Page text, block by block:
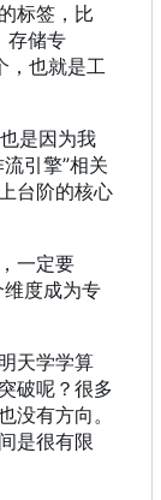
标签 ， 比
存储专
，也就是工
是因为我
引擎”相关
台阶的核心
， 一定要
度成为专
天学学算
破呢？很多
没有方向。
是很有限